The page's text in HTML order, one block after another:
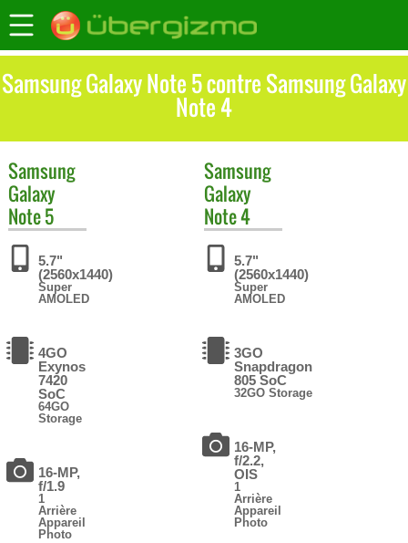
Samsung Galaxy Note 5 contre Samsung Galaxy
Note 4
Samsung
Galaxy
Note 5
5.7"
(2560x1440)
Super
AMOLED
4GO
Exynos
7420
SoC
64GO
Storage
16-MP,
f/1.9
1
Arrière
Appareil
Photo
Samsung
Galaxy
Note 4
5.7"
(2560x1440)
Super
AMOLED
3GO
Snapdragon
805 SoC
32GO Storage
16-MP,
f/2.2,
OIS
1
Arrière
Appareil
Photo